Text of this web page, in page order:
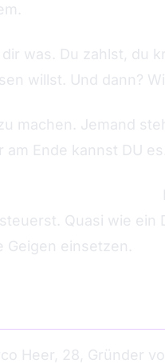
was. Du zahlst, du
willst. Und dann?
machen. Jemand
Ende kannst DU
Quasi wie ein
Geigen einsetzen.
Heer, 28, Gründer